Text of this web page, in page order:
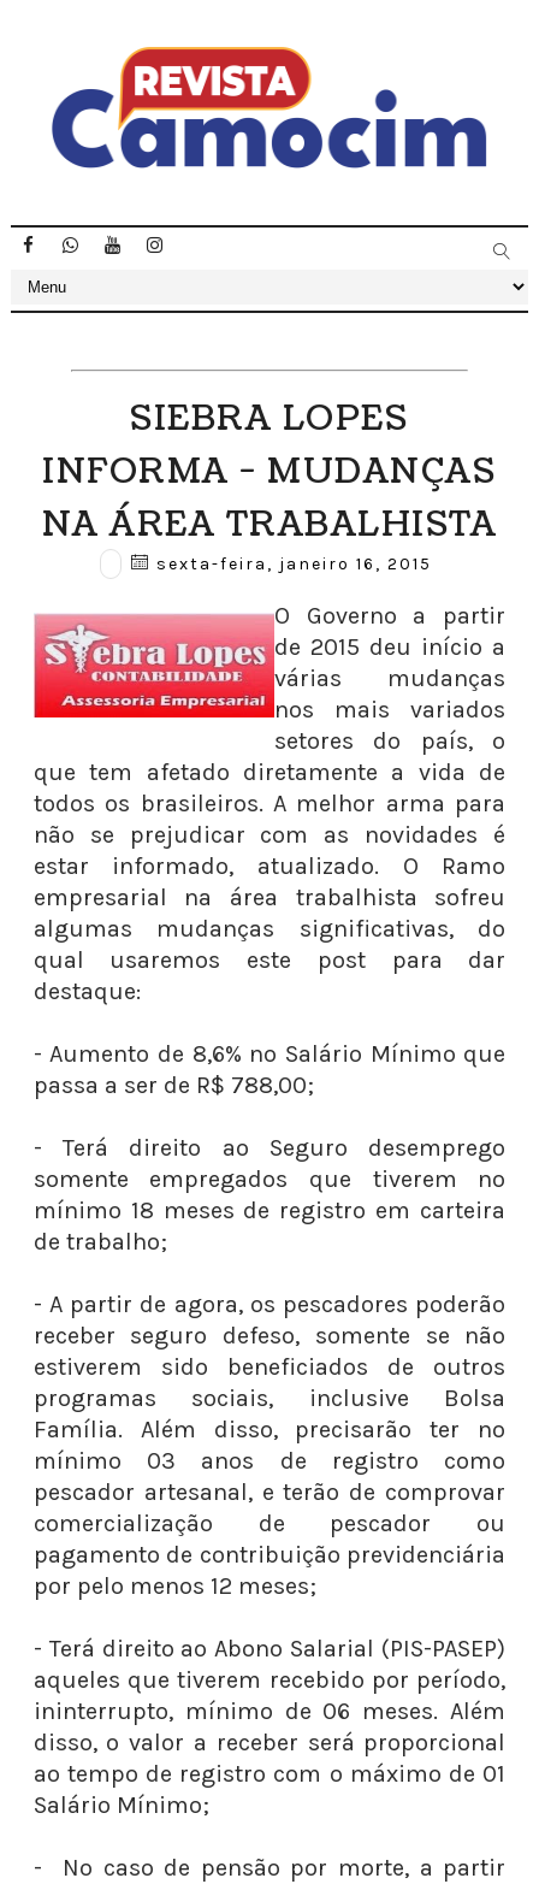
SIEBRA LOPES
INFORMA - MUDANÇAS
NA ÁREA TRABALHISTA
sexta-feira, janeiro 16, 2015
O Governo a partir
de 2015 deu início a
várias mudanças
nos mais variados
setores do país, o
que tem afetado diretamente a vida de
todos os brasileiros. A melhor arma para
não se prejudicar com as novidades é
estar informado, atualizado. O Ramo
empresarial na área trabalhista sofreu
algumas mudanças significativas, do
qual usaremos este post para dar
destaque:
- Aumento de 8,6% no Salário Mínimo que
passa a ser de R$ 788,00;
- Terá direito ao Seguro desemprego
somente empregados que tiverem no
mínimo 18 meses de registro em carteira
de trabalho;
- A partir de agora, os pescadores poderão
receber seguro defeso, somente se não
estiverem sido beneficiados de outros
programas sociais, inclusive Bolsa
Família. Além disso, precisarão ter no
mínimo 03 anos de registro como
pescador artesanal, e terão de comprovar
comercialização de pescador ou
pagamento de contribuição previdenciária
por pelo menos 12 meses;
- Terá direito ao Abono Salarial (PIS-PASEP)
aqueles que tiverem recebido por período,
ininterrupto, mínimo de 06 meses. Além
disso, o valor a receber será proporcional
ao tempo de registro com o máximo de 01
Salário Mínimo;
- No caso de pensão por morte, a partir